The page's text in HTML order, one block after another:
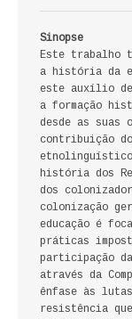
FICÇÃO E
LABIRINTOS
NOVA
POESIA E
REVISTA
POLÍTICA
CIÊNCIA
Sinopse
Este trabalho
a história da
este auxílio
a formação
desde as suas
contribuição
história dos
dos
colonização
educação é
práticas
participação
através da
ênfase às
resistência que